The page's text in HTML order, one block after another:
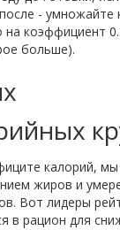
- умножайте
на коэффициент
больше).
калорий,
жиров и
Вот лидеры
в рацион для